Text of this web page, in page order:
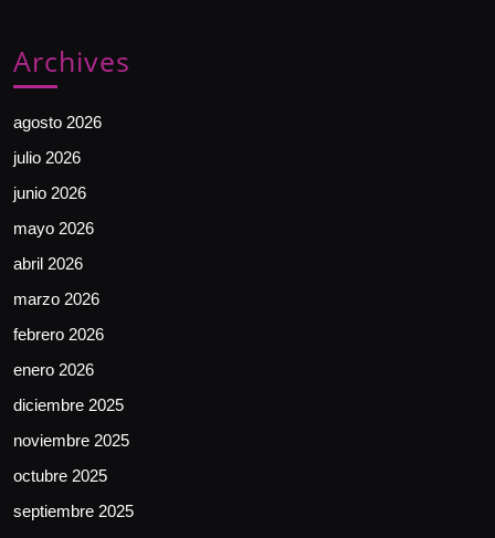
Archives
agosto 2026
julio 2026
junio 2026
mayo 2026
abril 2026
marzo 2026
febrero 2026
enero 2026
diciembre 2025
noviembre 2025
octubre 2025
septiembre 2025